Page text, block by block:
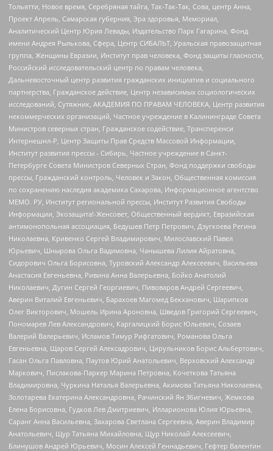
Тольятти, Новое время, Серебряная тайга, Так-Так-Так, Сова, центр Анна,
Проект Апрель, Самарская губерния, Эра здоровья, Мемориал,
Аналитический Центр Юрия Левады, Издательство Парк Гагарина, Фонд
имени Андрея Рылькова, Сфера, Центр СИБАЛЬТ, Уральская правозащитная
группа, Женщины Евразии, Институт прав человека, Фонд защиты гласности,
Российский исследовательский центр по правам человека,
Дальневосточный центр развития гражданских инициатив и социального
партнерства, Гражданское действие, Центр независимых социологических
исследований, Сутяжник, АКАДЕМИЯ ПО ПРАВАМ ЧЕЛОВЕКА, Центр развития
некоммерческих организаций, Частное учреждение в Калининграде Совета
Министров северных стран, Гражданское содействие, Трансперенси
Интернешнл-Р, Центр Защиты Прав Средств Массовой Информации,
Институт развития прессы - Сибирь, Частное учреждение в Санкт-
Петербурге Совета Министров Северных Стран, Фонд поддержки свободы
прессы, Гражданский контроль, Человек и Закон, Общественная комиссия
по сохранению наследия академика Сахарова, Информационное агентство
МЕМО. РУ, Институт региональной прессы, Институт Развития Свободы
Информации, Экозащита!-Женсовет, Общественный вердикт, Евразийская
антимонопольная ассоциация, Бедушев Петр Петрович, Дзугкоева Регина
Николаевна, Кривенко Сергей Владимирович, Милославский Павел
Юрьевич, Шнырова Ольга Вадимовна, Чанышева Лилия Айратовна,
Сидорович Ольга Борисовна, Туровский Александр Алексеевич, Васильева
Анастасия Евгеньевна, Ривина Анна Валерьевна, Бойко Анатолий
Николаевич, Дугин Сергей Георгиевич, Пивоваров Андрей Сергеевич,
Аверин Виталий Евгеньевич, Барахоев Магомед Бекханович, Шарипков
Олег Викторович, Мошель Ирина Ароновна, Шведов Григорий Сергеевич,
Пономарев Лев Александрович, Каргалицкий Борис Юльевич, Созаев
Валерий Валерьевич, Исламов Тимур Рифгатович, Романова Ольга
Евгеньевна, Щаров Сергей Алексадрович, Цирульников Борис Альбертович,
Гасан Ольга Павловна, Паутов Юрий Анатольевич, Верховский Александр
Маркович, Пислакова-Паркер Марина Петровна, Кочеткова Татьяна
Владимировна, Чуркина Наталья Валерьевна, Акимова Татьяна Николаевна,
Золотарева Екатерина Александровна, Рачинский Ян Збигневич, Жемкова
Елена Борисовна, Гудков Лев Дмитриевич, Илларионова Юлия Юрьевна,
Саранг Анна Васильевна, Захарова Светлана Сергеевна, Аверин Владимир
Анатольевич, Щур Татьяна Михайловна, Щур Николай Алексеевич,
Блинушов Андрей Юрьевич, Мосин Алексей Геннадьевич, Гефтер Валентин